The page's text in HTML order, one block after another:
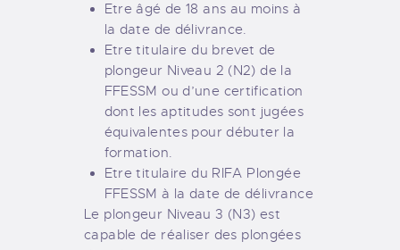
Etre âgé de 18 ans au moins à
la date de délivrance.
Etre titulaire du brevet de
plongeur Niveau 2 (N2) de la
FFESSM ou d’une certification
dont les aptitudes sont jugées
équivalentes pour débuter la
formation.
Etre titulaire du RIFA Plongée
FFESSM à la date de délivrance
Le plongeur Niveau 3 (N3) est
capable de réaliser des plongées